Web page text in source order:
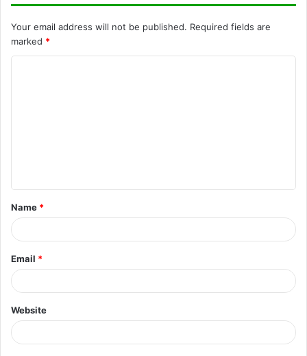
Your email address will not be published. Required fields are
marked *
t
*
Name *
Email *
Website